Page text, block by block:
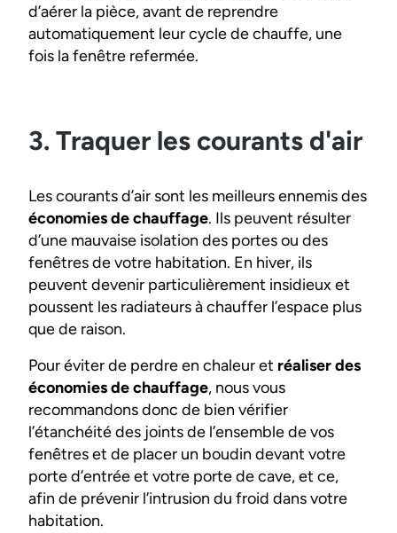
d’aérer la pièce, avant de reprendre
automatiquement leur cycle de chauffe, une
fois la fenêtre refermée.
3. Traquer les courants d'air
Les courants d’air sont les meilleurs ennemis des
économies de chauffage. Ils peuvent résulter
d’une mauvaise isolation des portes ou des
fenêtres de votre habitation. En hiver, ils
peuvent devenir particulièrement insidieux et
poussent les radiateurs à chauffer l’espace plus
que de raison.
Pour éviter de perdre en chaleur et réaliser des
économies de chauffage, nous vous
recommandons donc de bien vérifier
l’étanchéité des joints de l’ensemble de vos
fenêtres et de placer un boudin devant votre
porte d’entrée et votre porte de cave, et ce,
afin de prévenir l’intrusion du froid dans votre
habitation.